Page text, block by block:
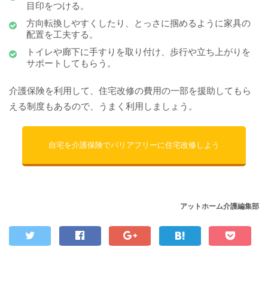
目印をつける。
方向転換しやすくしたり、とっさに掴めるように家具の
配置を工夫する。
トイレや廊下に手すりを取り付け、歩行や立ち上がりを
サポートしてもらう。
介護保険を利用して、住宅改修の費用の一部を援助してもら
える制度もあるので、うまく利用しましょう。
自宅を介護保険でバリアフリーに住宅改修しよう
アットホーム介護編集部